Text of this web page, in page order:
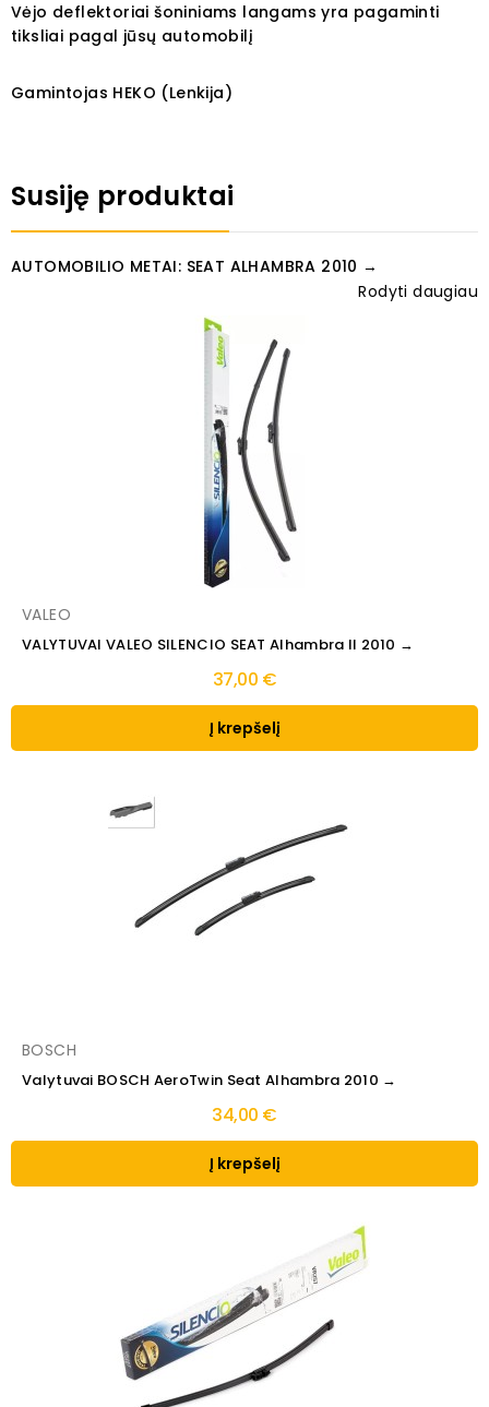
Vėjo deflektoriai šoniniams langams yra pagaminti
tiksliai pagal jūsų automobilį
Gamintojas HEKO (Lenkija)
Susiję produktai
AUTOMOBILIO METAI: SEAT ALHAMBRA 2010 →
Rodyti daugiau
VALEO
VALYTUVAI VALEO SILENCIO SEAT Alhambra II 2010 →
37,00 €
Į krepšelį
BOSCH
Valytuvai BOSCH AeroTwin Seat Alhambra 2010 →
34,00 €
Į krepšelį